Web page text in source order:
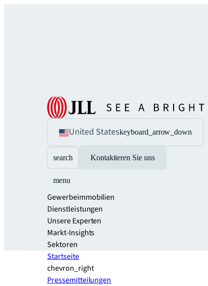
United Stateskeyboard_arrow_down
search Kontaktieren Sie uns
menu
Gewerbeimmobilien
Dienstleistungen
Unsere Experten
Markt-Insights
Sektoren​
Startseite
chevron_right
Pressemitteilungen